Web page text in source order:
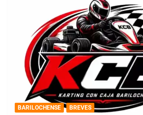
BARILOCHENSE BREVES